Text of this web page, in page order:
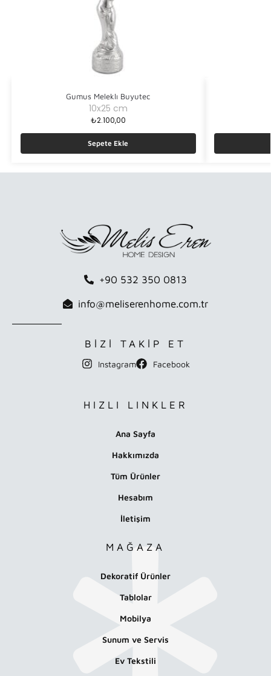
Gumus Meleklı Buyutec
10x25 cm
₺2.100,00
Sepete Ekle
+90 532 350 0813
info@meliserenhome.com.tr
BİZİ TAKİP ET
Instagram Facebook
HIZLI LINKLER
Ana Sayfa
Hakkımızda
Tüm Ürünler
Hesabım
İletişim
MAĞAZA
Dekoratif Ürünler
Tablolar
Mobilya
Sunum ve Servis
Ev Tekstili